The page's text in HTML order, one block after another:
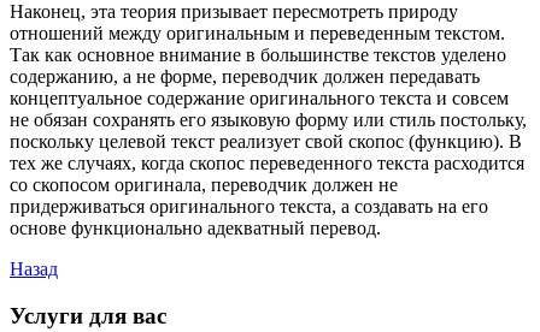
Наконец, эта теория призывает пересмотреть природу
отношений между оригинальным и переведенным текстом.
Так как основное внимание в большинстве текстов уделено
содержанию, а не форме, переводчик должен передавать
концептуальное содержание оригинального текста и совсем
не обязан сохранять его языковую форму или стиль постольку,
поскольку целевой текст реализует свой скопос (функцию). В
тех же случаях, когда скопос переведенного текста расходится
со скопосом оригинала, переводчик должен не
придерживаться оригинального текста, а создавать на его
основе функционально адекватный перевод.
Назад
Услуги для вас